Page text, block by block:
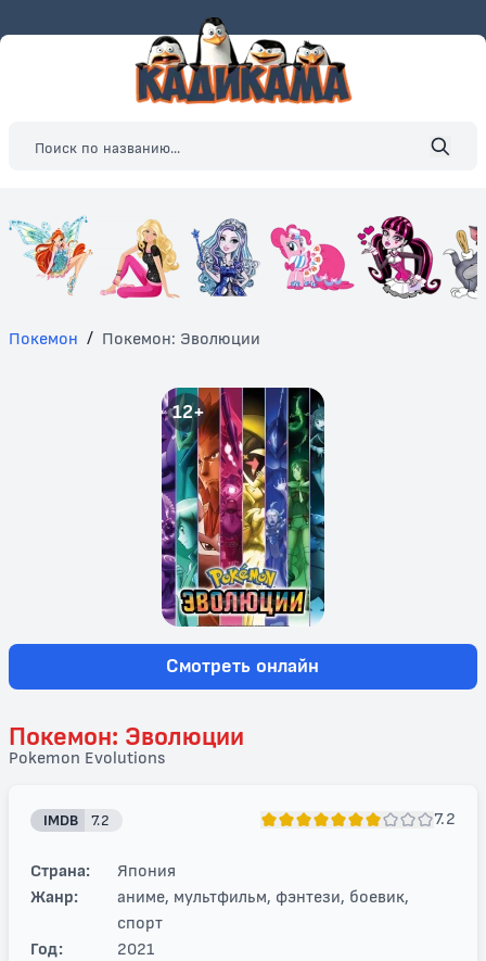
Покемон / Покемон: Эволюции
12+
Смотреть онлайн
Покемон: Эволюции
Pokemon Evolutions
IMDB 7.2 7.2
Страна:
Япония
Жанр:
аниме, мультфильм, фэнтези, боевик,
спорт
Год:
2021